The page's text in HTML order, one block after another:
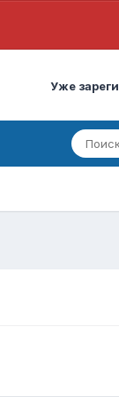
Уже